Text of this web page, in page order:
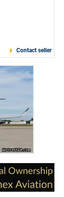
Contact seller